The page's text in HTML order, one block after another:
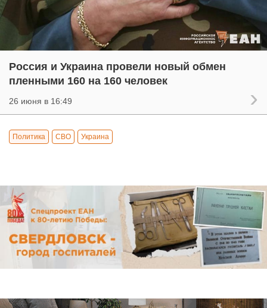
Россия и Украина провели новый обмен
пленными 160 на 160 человек
26 июня в 16:49
Политика СВО Украина